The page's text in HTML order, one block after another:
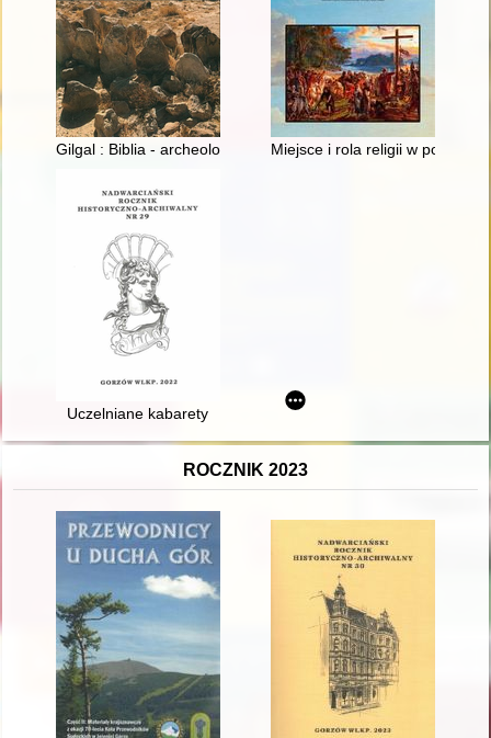
Gilgal : Biblia - archeologia - teologia : studium historyczno-
Miejsce i rola religii w polskich
Uczelniane kabarety
ROCZNIK 2023